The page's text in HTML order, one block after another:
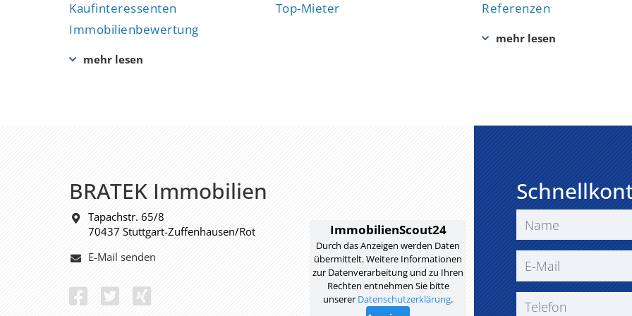
Kaufinteressenten
Immobilienbewertung
Top-Mieter Referenzen
BRATEK Immobilien
Tapachstr. 65/8
70437 Stuttgart-Zuffenhausen/Rot
E-Mail senden